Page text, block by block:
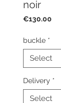
noir
€130.00
buckle *
Delivery *